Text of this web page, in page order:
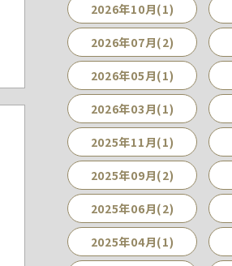
2026年10月(1)
2026年07月(2)
2026年05月(1)
2026年03月(1)
2025年11月(1)
2025年09月(2)
2025年06月(2)
2025年04月(1)